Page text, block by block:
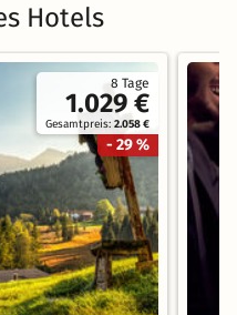
Hotels
8 Tage
1.029 €
Gesamtpreis:2.058 €
- 29 %